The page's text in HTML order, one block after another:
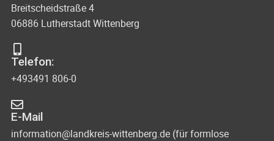
Breitscheidstraße 4
06886 Lutherstadt Wittenberg
Telefon:
+493491 806-0
E-Mail
information@landkreis-wittenberg.de (für formlose